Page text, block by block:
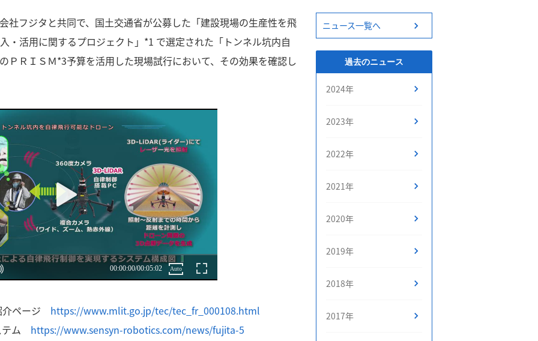
社フジタと共同で、国土交通省が公募した「建設現場の生産性を飛
・活用に関するプロジェクト」*1 で選定された「トンネル坑内自
ＰＲＩＳＭ*3予算を活用した現場試行において、その効果を確認し
介ページ https://www.mlit.go.jp/tec/tec_fr_000108.html
テム https://www.sensyn-robotics.com/news/fujita-5
ニュース一覧へ
過去のニュース
2024年
2023年
2022年
2021年
2020年
2019年
2018年
2017年